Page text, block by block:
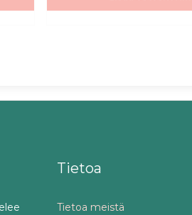
Tietoa
Tietoa meistä